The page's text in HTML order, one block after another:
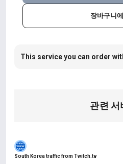
장바구니
This service you can order
관련 서
South Korea traffic from Twitch.tv